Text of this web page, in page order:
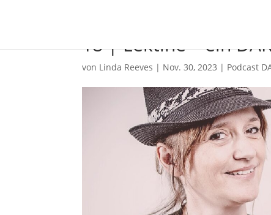
18 | Lektine – ein
von Linda Reeves | Nov. 30, 2023 | Podcast